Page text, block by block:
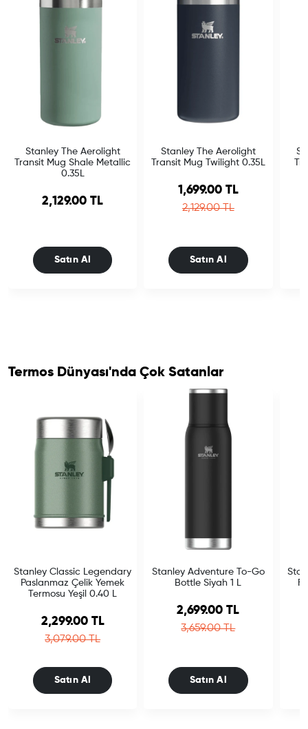
Stanley The Aerolight
Transit Mug Shale Metallic
0.35L
2,129.00 TL
Satın Al
Stanley The Aerolight
Transit Mug Twilight 0.35L
Sale price
1,699.00 TL
Regular price
2,129.00 TL
Satın Al
Termos Dünyası'nda Çok Satanlar
Stanley Classic Legendary
Paslanmaz Çelik Yemek
Termosu Yeşil 0.40 L
Sale price
2,299.00 TL
Regular price
3,079.00 TL
Satın Al
Stanley Adventure To-Go
Bottle Siyah 1 L
Sale price
2,699.00 TL
Regular price
3,659.00 TL
Satın Al